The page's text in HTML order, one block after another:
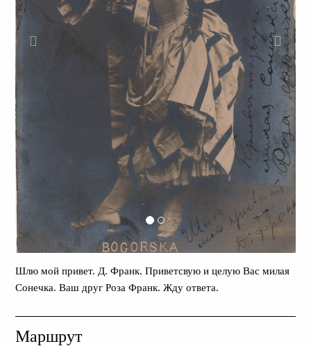
Шлю мой привет. Д. Франк. Приветсвую и целую Вас милая
Сонечка. Ваш друг Роза Франк. Жду ответа.
Маршрут